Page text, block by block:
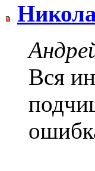
Вся